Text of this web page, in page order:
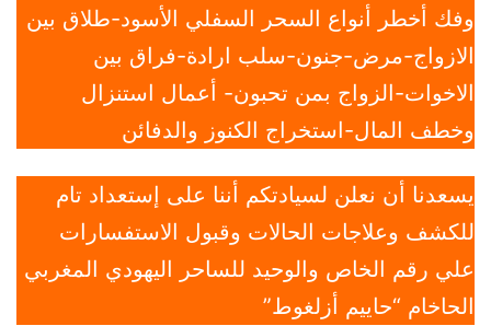
وفك أخطر أنواع السحر السفلي الأسود-طلاق بين
الازواج-مرض-جنون-سلب ارادة-فراق بين
الاخوات-الزواج بمن تحبون- أعمال استنزال
وخطف المال-استخراج الكنوز والدفائن
يسعدنا أن نعلن لسيادتكم أننا على إستعداد تام
للكشف وعلاجات الحالات وقبول الاستفسارات
علي رقم الخاص والوحيد للساحر اليهودي المغربي
الحاخام “حاييم أزلغوط”